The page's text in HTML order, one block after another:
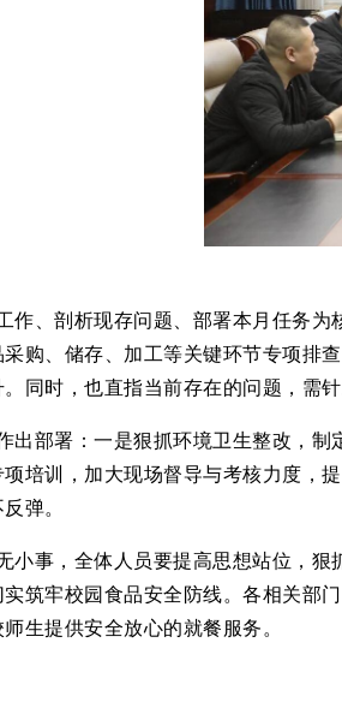
作、剖析现存问题、部署本月任务
购、储存、加工等关键环节专项排
同时，也直指当前存在的问题，需针
出部署：一是狠抓环境卫生整改，
培训，加大现场督导与考核力度，
弹。
小事，全体人员要提高思想站位，
筑牢校园食品安全防线。各相关部
生提供安全放心的就餐服务。